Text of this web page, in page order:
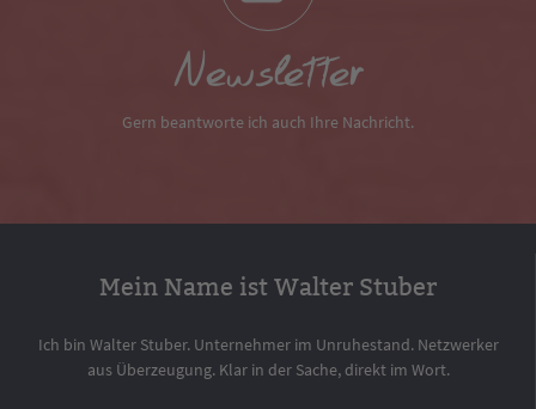
Newsletter
Gern beantworte ich auch Ihre Nachricht.
Mein Name ist Walter Stuber
Ich bin Walter Stuber. Unternehmer im Unruhestand. Netzwerker
aus Überzeugung. Klar in der Sache, direkt im Wort.